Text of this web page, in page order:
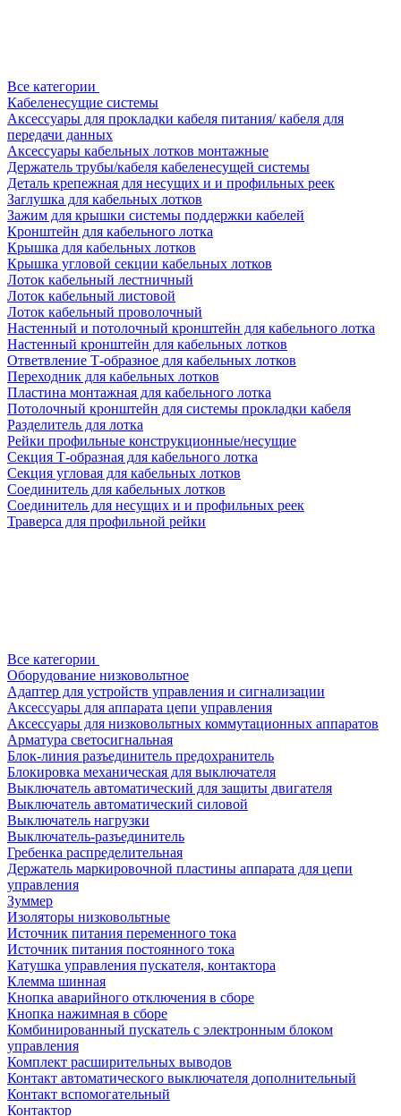
Все категории
Кабеленесущие системы
Аксессуары для прокладки кабеля питания/ кабеля для
передачи данных
Аксессуары кабельных лотков монтажные
Держатель трубы/кабеля кабеленесущей системы
Деталь крепежная для несущих и и профильных реек
Заглушка для кабельных лотков
Зажим для крышки системы поддержки кабелей
Кронштейн для кабельного лотка
Крышка для кабельных лотков
Крышка угловой секции кабельных лотков
Лоток кабельный лестничный
Лоток кабельный листовой
Лоток кабельный проволочный
Настенный и потолочный кронштейн для кабельного лотка
Настенный кронштейн для кабельных лотков
Ответвление Т-образное для кабельных лотков
Переходник для кабельных лотков
Пластина монтажная для кабельного лотка
Потолочный кронштейн для системы прокладки кабеля
Разделитель для лотка
Рейки профильные конструкционные/несущие
Секция Т-образная для кабельного лотка
Секция угловая для кабельных лотков
Соединитель для кабельных лотков
Соединитель для несущих и и профильных реек
Траверса для профильной рейки
Все категории
Оборудование низковольтное
Адаптер для устройств управления и сигнализации
Аксессуары для аппарата цепи управления
Аксессуары для низковольтных коммутационных аппаратов
Арматура светосигнальная
Блок-линия разъединитель предохранитель
Блокировка механическая для выключателя
Выключатель автоматический для защиты двигателя
Выключатель автоматический силовой
Выключатель нагрузки
Выключатель-разъединитель
Гребенка распределительная
Держатель маркировочной пластины аппарата для цепи
управления
Зуммер
Изоляторы низковольтные
Источник питания переменного тока
Источник питания постоянного тока
Катушка управления пускателя, контактора
Клемма шинная
Кнопка аварийного отключения в сборе
Кнопка нажимная в сборе
Комбинированный пускатель с электронным блоком
управления
Комплект расширительных выводов
Контакт автоматического выключателя дополнительный
Контакт вспомогательный
Контактор